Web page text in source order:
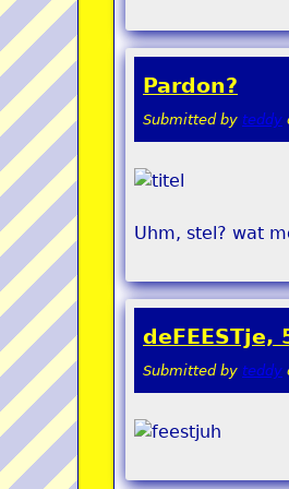
Pardon?
Submitted by teddy
Uhm, stel? wat
deFEESTje,
Submitted by teddy